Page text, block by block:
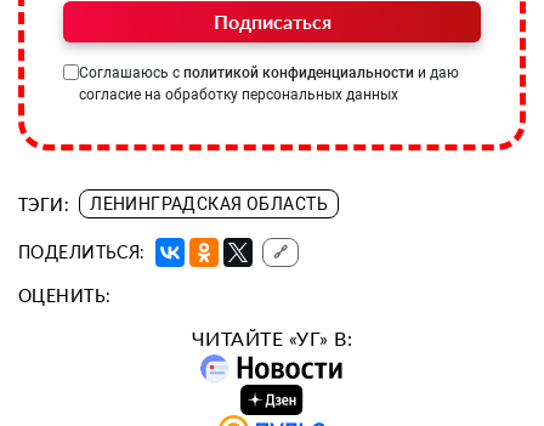
Подписаться
Соглашаюсь с политикой конфиденциальности и даю
согласие на обработку персональных данных
ТЭГИ: ЛЕНИНГРАДСКАЯ ОБЛАСТЬ
ПОДЕЛИТЬСЯ: 🔗
ОЦЕНИТЬ:
ЧИТАЙТЕ «УГ» В: